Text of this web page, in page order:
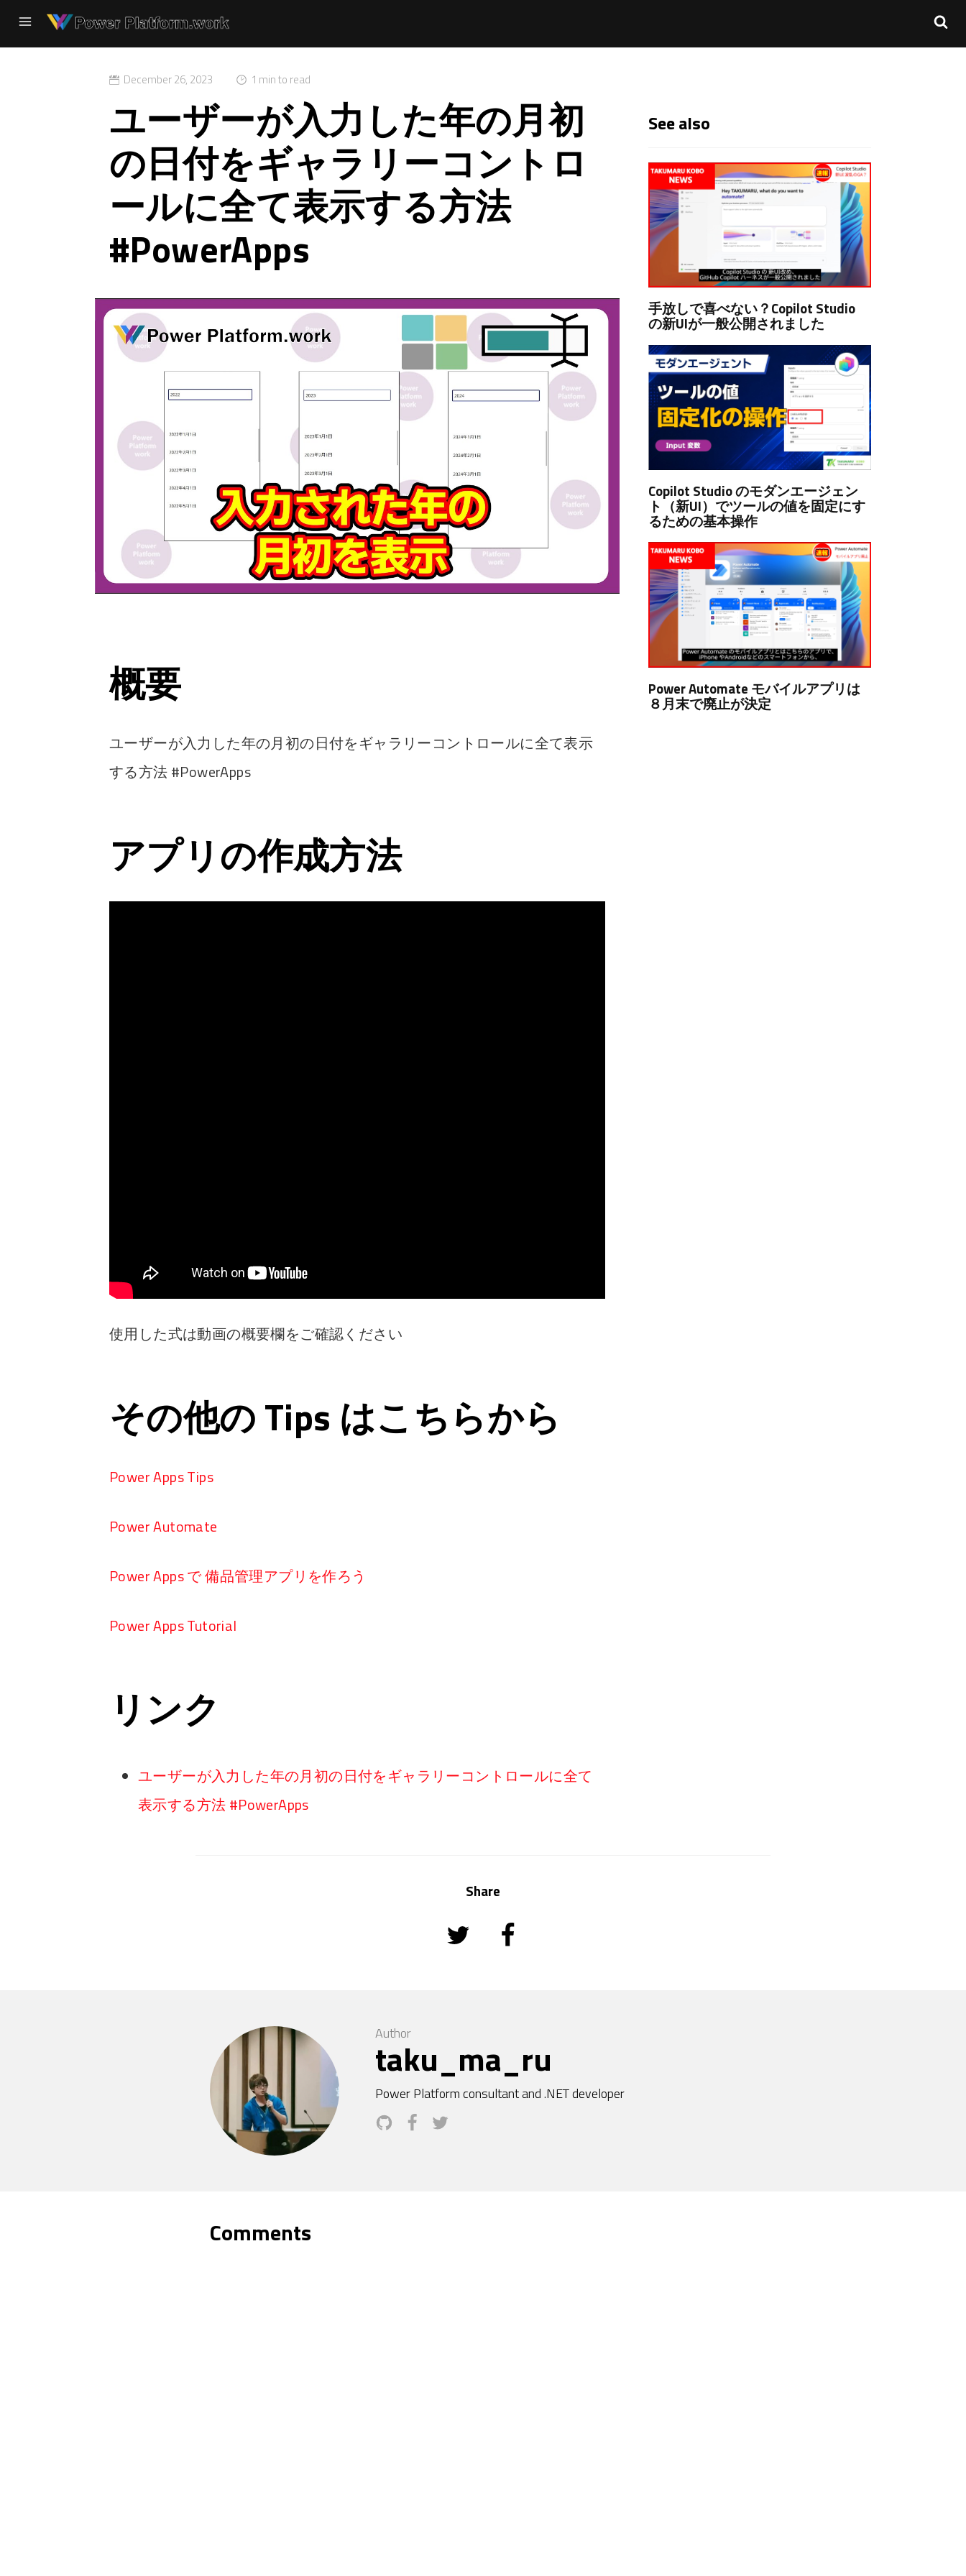
December 26, 2023 1 min to read
ユーザーが入力した年の月初
の日付をギャラリーコントロ
ールに全て表示する方法
#PowerApps
概要
ユーザーが入力した年の月初の日付をギャラリーコントロールに全て表示
する方法 #PowerApps
アプリの作成方法
使用した式は動画の概要欄をご確認ください
その他の Tips はこちらから
Power Apps Tips
Power Automate
Power Apps で 備品管理アプリを作ろう
Power Apps Tutorial
リンク
ユーザーが入力した年の月初の日付をギャラリーコントロールに全て
表示する方法 #PowerApps
See also
手放しで喜べない？Copilot Studio
の新UIが一般公開されました
Copilot Studio のモダンエージェン
ト（新UI）でツールの値を固定にす
るための基本操作
Power Automate モバイルアプリは
８月末で廃止が決定
Share
Author
taku_ma_ru
Power Platform consultant and .NET developer
Comments